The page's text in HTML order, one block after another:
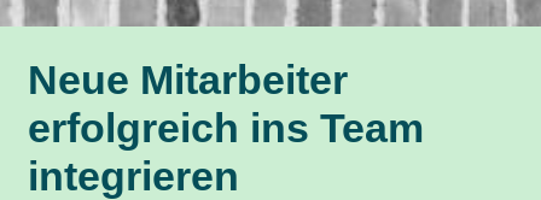
Neue Mitarbeiter
erfolgreich ins Team
integrieren